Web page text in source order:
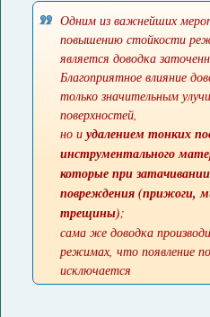
Одним из важнейших
повышению стойкости
является доводка
Благоприятное влияние
только значительным
поверхностей,
но и удалением тонких
инструментального
которые при
повреждения (прижоги,
трещины);
сама же доводка
режимах, что появление
исключается